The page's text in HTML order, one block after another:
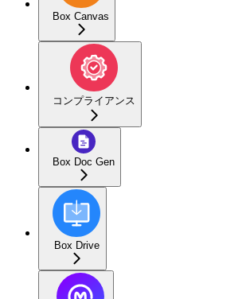
Box Canvas
コンプライアンス
Box Doc Gen
Box Drive